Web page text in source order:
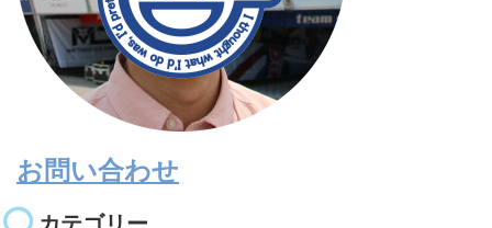
お問い合わせ
カテゴリー